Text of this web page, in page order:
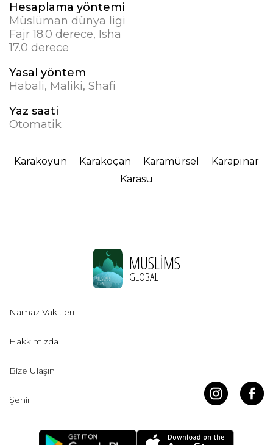
Hesaplama yöntemi
Müslüman dünya ligi
Fajr 18.0 derece, Isha
17.0 derece
Yasal yöntem
Habali, Maliki, Shafi
Yaz saati
Otomatik
Karakoyun Karakoçan Karamürsel
Karapınar
Karasu
MUSLIMS
GLOBAL
Namaz Vakitleri
Hakkımızda
Bize Ulaşın
Şehir